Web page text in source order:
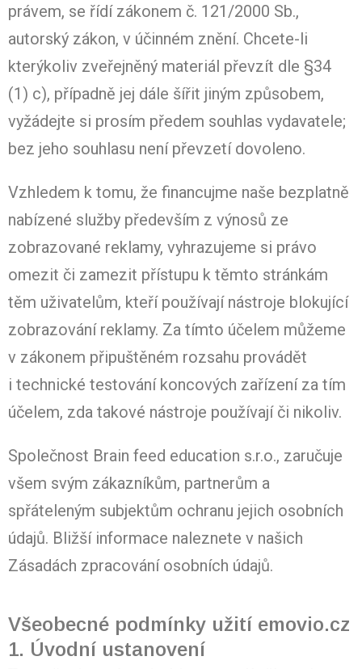
právem, se řídí zákonem č. 121/2000 Sb.,
autorský zákon, v účinném znění. Chcete-li
kterýkoliv zveřejněný materiál převzít dle §34
(1) c), případně jej dále šířit jiným způsobem,
vyžádejte si prosím předem souhlas vydavatele;
bez jeho souhlasu není převzetí dovoleno.
Vzhledem k tomu, že financujme naše bezplatně
nabízené služby především z výnosů ze
zobrazované reklamy, vyhrazujeme si právo
omezit či zamezit přístupu k těmto stránkám
těm uživatelům, kteří používají nástroje blokující
zobrazování reklamy. Za tímto účelem můžeme
v zákonem připuštěném rozsahu provádět
i technické testování koncových zařízení za tím
účelem, zda takové nástroje používají či nikoliv.
Společnost Brain feed education s.r.o., zaručuje
všem svým zákazníkům, partnerům a
spřáteleným subjektům ochranu jejich osobních
údajů. Bližší informace naleznete v našich
Zásadách zpracování osobních údajů.
Všeobecné podmínky užití emovio.cz
1. Úvodní ustanovení